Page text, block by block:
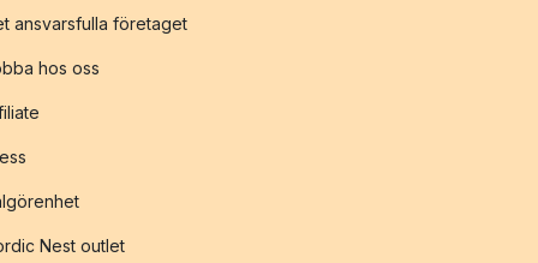
ansvarsfulla företaget
hos oss
Nest outlet